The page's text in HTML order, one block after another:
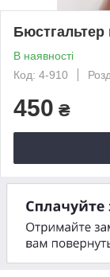
В наявності
Код: 4-910
450 ₴